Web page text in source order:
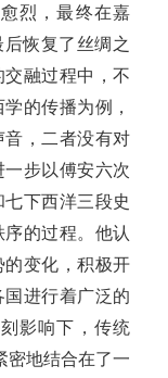
烈，最终在嘉
恢复了丝绸之
融过程中，不
的传播为例，
，二者没有对
步以傅安六次
下西洋三段史
的过程。他认
变化，积极开
进行着广泛的
影响下，传统
密地结合在了一